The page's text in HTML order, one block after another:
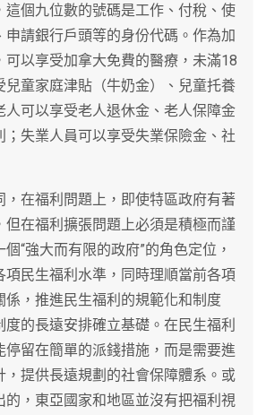
這個九位數的號碼是工作、付稅、使
申請銀行戶頭等的身份代碼。作為加
可以享受加拿大免費的醫療，未滿18
兒童家庭津貼（牛奶金）、兒童托養
人可以享受老人退休金、老人保障金
；失業人員可以享受失業保險金、社
，在福利問題上，即使特區政府有著
但在福利擴張問題上必須是積極而謹
“強大而有限的政府”的角色定位，
項民生福利水準，同時理順當前各項
係，推進民生福利的規範化和制度
的長遠安排確立基礎。在民生福利
停留在簡單的派錢措施，而是需要進
，提供長遠規劃的社會保障體系。或
的，東亞國家和地區並沒有把福利視